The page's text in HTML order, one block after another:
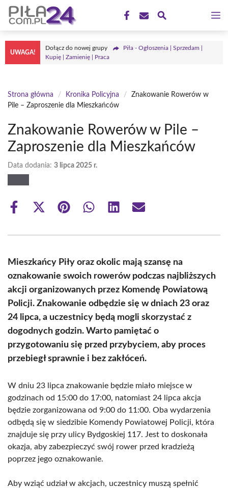
Przejdź
treści
UWAGA!
Dołącz do nowej grupy
Piła - Ogłoszenia | Sprzedam |
Kupię | Zamienię | Praca
Strona główna / Kronika Policyjna /
Znakowanie Rowerów w
Pile – Zaproszenie dla Mieszkańców
Znakowanie Rowerów w Pile –
Zaproszenie dla Mieszkańców
Data dodania: 3 lipca 2025 r.
Share
Share
(Twitter)
Share Share Share Share
Mieszkańcy Piły oraz okolic mają szansę na
oznakowanie swoich rowerów podczas najbliższych
akcji organizowanych przez Komendę Powiatową
Policji. Znakowanie odbędzie się w dniach 23 oraz
24 lipca, a uczestnicy będą mogli skorzystać z
dogodnych godzin. Warto pamiętać o
przygotowaniu się przed przybyciem, aby proces
przebiegł sprawnie i bez zakłóceń.
W dniu 23 lipca znakowanie będzie miało miejsce w
godzinach od 15:00 do 17:00, natomiast 24 lipca akcja
będzie zorganizowana od 9:00 do 11:00. Oba wydarzenia
odbędą się w siedzibie Komendy Powiatowej Policji, która
znajduje się przy ulicy Bydgoskiej 117. Jest to doskonała
okazja, aby zabezpieczyć swój rower przed kradzieżą
poprzez jego oznakowanie.
Aby wziąć udział w akcjach, uczestnicy muszą spełnić